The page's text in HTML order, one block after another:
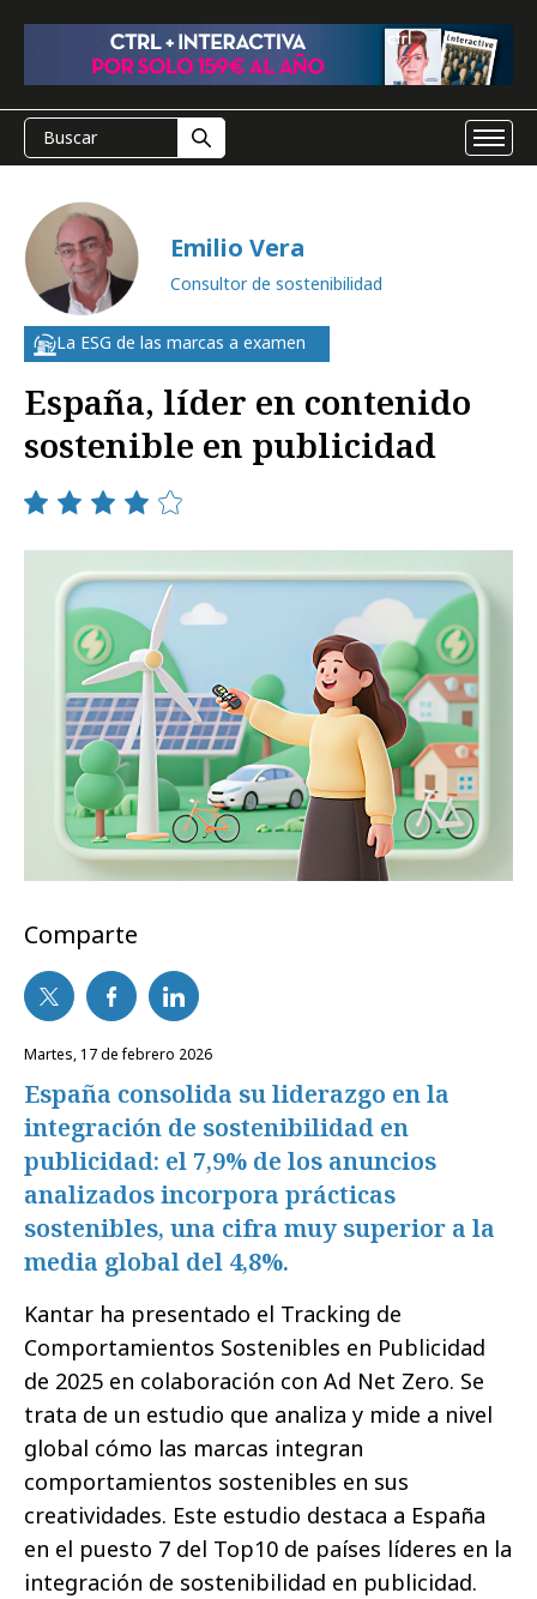
Emilio Vera
Consultor de sostenibilidad
La ESG de las marcas a examen
España, líder en contenido
sostenible en publicidad
Comparte
martes, 17 de febrero 2026
España consolida su liderazgo en la
integración de sostenibilidad en
publicidad: el 7,9% de los anuncios
analizados incorpora prácticas
sostenibles, una cifra muy superior a la
media global del 4,8%.
Kantar ha presentado el Tracking de
Comportamientos Sostenibles en Publicidad
de 2025 en colaboración con Ad Net Zero. Se
trata de un estudio que analiza y mide a nivel
global cómo las marcas integran
comportamientos sostenibles en sus
creatividades. Este estudio destaca a España
en el puesto 7 del Top10 de países líderes en la
integración de sostenibilidad en publicidad.